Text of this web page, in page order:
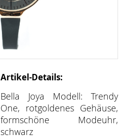
Artikel-Details:
Bella Joya Modell: Trendy
One, rotgoldenes Gehäuse,
formschöne Modeuhr,
schwarz